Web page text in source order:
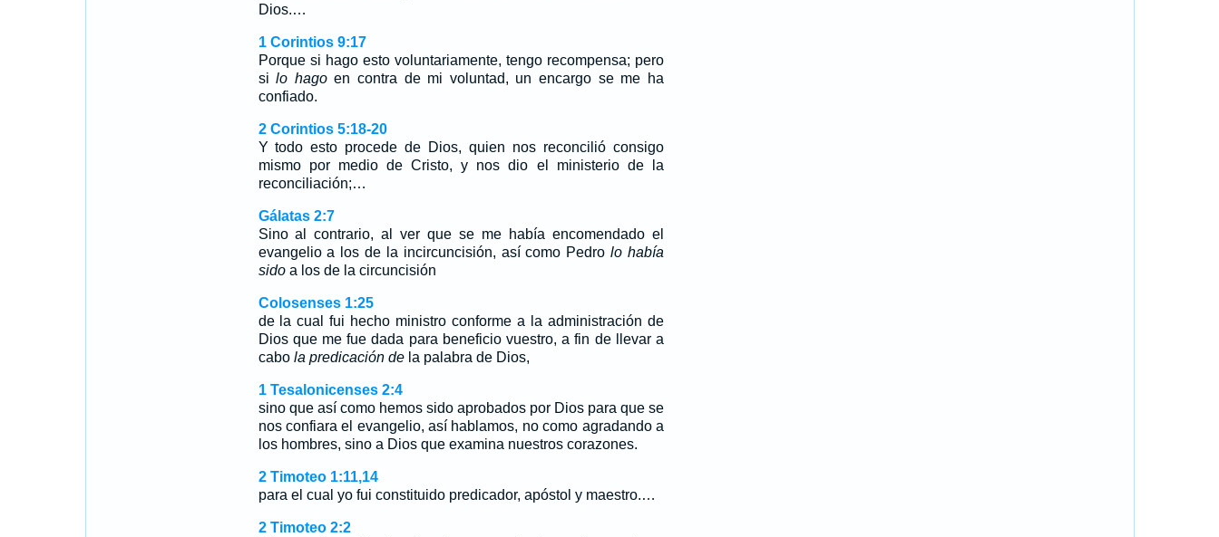
Dios.…
1 Corintios 9:17
Porque si hago esto voluntariamente, tengo recompensa; pero
silo hagoen contra de mi voluntad, un encargo se me ha
confiado.
2 Corintios 5:18-20
Y todo esto procede de Dios, quien nos reconcilió consigo
mismo por medio de Cristo, y nos dio el ministerio de la
reconciliación;…
Gálatas 2:7
Sino al contrario, al ver que se me había encomendado el
evangelio a los de la incircuncisión, así como Pedrolo había
sidoa los de la circuncisión
Colosenses 1:25
de la cual fui hecho ministro conforme a la administración de
Dios que me fue dada para beneficio vuestro, a fin de llevar a
cabo la predicación dela palabra de Dios,
1 Tesalonicenses 2:4
sino que así como hemos sido aprobados por Dios para que se
nos confiara el evangelio, así hablamos, no como agradando a
los hombres, sino a Dios que examina nuestros corazones.
2 Timoteo 1:11,14
para el cual yo fui constituido predicador, apóstol y maestro.…
2 Timoteo 2:2